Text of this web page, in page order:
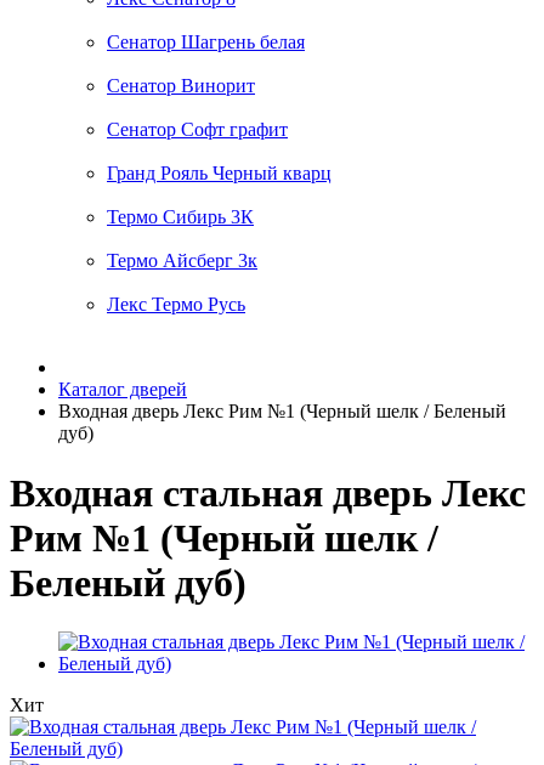
Сенатор Шагрень белая
Сенатор Винорит
Сенатор Софт графит
Гранд Рояль Черный кварц
Термо Сибирь 3К
Термо Айсберг 3к
Лекс Термо Русь
Каталог дверей
Входная дверь Лекс Рим №1 (Черный шелк / Беленый
дуб)
Входная стальная дверь Лекс
Рим №1 (Черный шелк /
Беленый дуб)
Хит